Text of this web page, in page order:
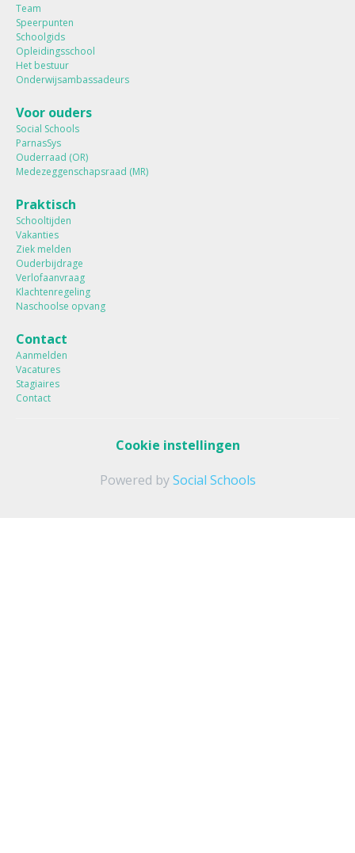
Team
Speerpunten
Schoolgids
Opleidingsschool
Het bestuur
Onderwijsambassadeurs
Voor ouders
Social Schools
ParnasSys
Ouderraad (OR)
Medezeggenschapsraad (MR)
Praktisch
Schooltijden
Vakanties
Ziek melden
Ouderbijdrage
Verlofaanvraag
Klachtenregeling
Naschoolse opvang
Contact
Aanmelden
Vacatures
Stagiaires
Contact
Cookie instellingen
Powered bySocial Schools